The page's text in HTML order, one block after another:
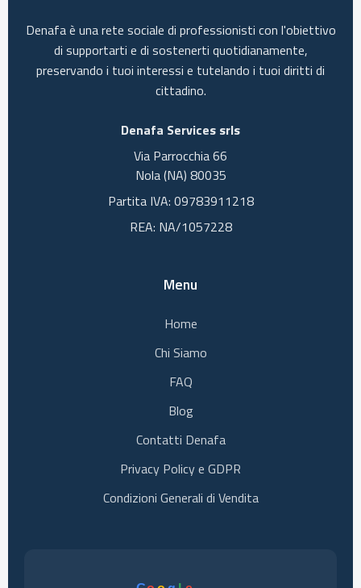
Denafa è una rete sociale di professionisti con l'obiettivo
di supportarti e di sostenerti quotidianamente,
preservando i tuoi interessi e tutelando i tuoi diritti di
cittadino.
Denafa Services srls
Via Parrocchia 66
Nola (NA) 80035
Partita IVA: 09783911218
REA: NA/1057228
Menu
Home
Chi Siamo
FAQ
Blog
Contatti Denafa
Privacy Policy e GDPR
Condizioni Generali di Vendita